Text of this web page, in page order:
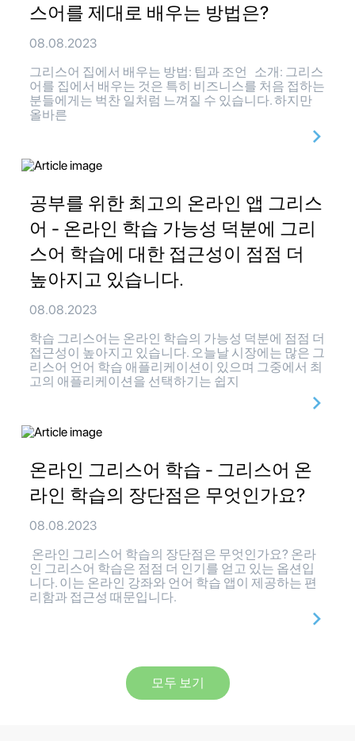
스어를 제대로 배우는 방법은?
08.08.2023
그리스어 집에서 배우는 방법: 팁과 조언 소개: 그리스
어를 집에서 배우는 것은 특히 비즈니스를 처음 접하는
분들에게는 벅찬 일처럼 느껴질 수 있습니다. 하지만
올바른
공부를 위한 최고의 온라인 앱 그리스
어 - 온라인 학습 가능성 덕분에 그리
스어 학습에 대한 접근성이 점점 더
높아지고 있습니다.
08.08.2023
학습 그리스어는 온라인 학습의 가능성 덕분에 점점 더
접근성이 높아지고 있습니다. 오늘날 시장에는 많은 그
리스어 언어 학습 애플리케이션이 있으며 그중에서 최
고의 애플리케이션을 선택하기는 쉽지
온라인 그리스어 학습 - 그리스어 온
라인 학습의 장단점은 무엇인가요?
08.08.2023
온라인 그리스어 학습의 장단점은 무엇인가요? 온라
인 그리스어 학습은 점점 더 인기를 얻고 있는 옵션입
니다. 이는 온라인 강좌와 언어 학습 앱이 제공하는 편
리함과 접근성 때문입니다.
모두 보기